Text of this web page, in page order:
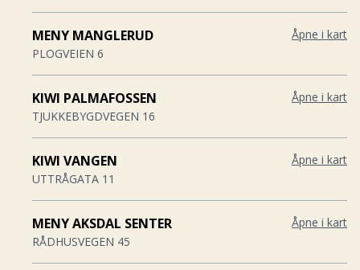
MENY MANGLERUD
PLOGVEIEN 6
Åpne i kart
KIWI PALMAFOSSEN
TJUKKEBYGDVEGEN 16
Åpne i kart
KIWI VANGEN
UTTRÅGATA 11
Åpne i kart
MENY AKSDAL SENTER
RÅDHUSVEGEN 45
Åpne i kart